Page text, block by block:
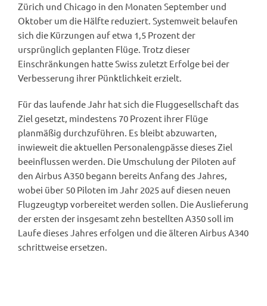
Zürich und Chicago in den Monaten September und
Oktober um die Hälfte reduziert. Systemweit belaufen
sich die Kürzungen auf etwa 1,5 Prozent der
ursprünglich geplanten Flüge. Trotz dieser
Einschränkungen hatte Swiss zuletzt Erfolge bei der
Verbesserung ihrer Pünktlichkeit erzielt.
Für das laufende Jahr hat sich die Fluggesellschaft das
Ziel gesetzt, mindestens 70 Prozent ihrer Flüge
planmäßig durchzuführen. Es bleibt abzuwarten,
inwieweit die aktuellen Personalengpässe dieses Ziel
beeinflussen werden. Die Umschulung der Piloten auf
den Airbus A350 begann bereits Anfang des Jahres,
wobei über 50 Piloten im Jahr 2025 auf diesen neuen
Flugzeugtyp vorbereitet werden sollen. Die Auslieferung
der ersten der insgesamt zehn bestellten A350 soll im
Laufe dieses Jahres erfolgen und die älteren Airbus A340
schrittweise ersetzen.